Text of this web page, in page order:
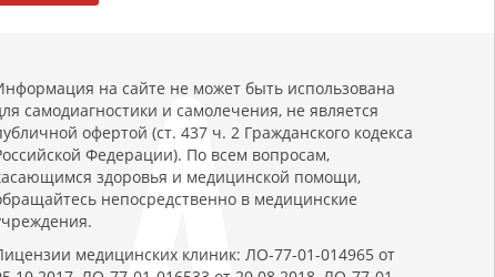
на сайте не может быть использована
самодиагностики и самолечения, не является
офертой (ст. 437 ч. 2 Гражданского кодекса
Федерации). По всем вопросам,
здоровья и медицинской помощи,
непосредственно в медицинские
медицинских клиник: ЛО-77-01-014965 от